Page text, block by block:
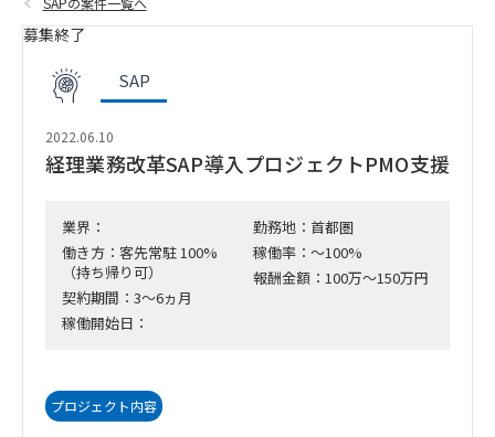
募集終了
SAP
2022.06.10
経理業務改革SAP導入プロジェクトPMO支援
業界：
働き方：客先常駐 100%
（持ち帰り可）
契約期間：3～6ヵ月
稼働開始日：
勤務地：首都圏
稼働率：～100%
報酬金額：100万～150万円
プロジェクト内容